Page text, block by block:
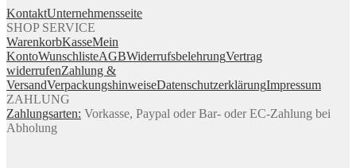
KontaktUnternehmensseite
SHOP SERVICE
WarenkorbKasseMein
KontoWunschlisteAGBWiderrufsbelehrungVertrag
widerrufenZahlung &
VersandVerpackungshinweiseDatenschutzerklärungImpressum
ZAHLUNG
Zahlungsarten: Vorkasse, Paypal oder Bar- oder EC-Zahlung bei
Abholung